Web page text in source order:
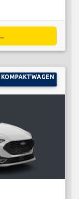
KOMPAKTWAGEN